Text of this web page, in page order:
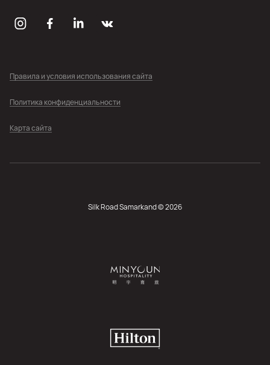
Правила и условия использования сайта
Политика конфиденциальности
Карта сайта
Silk Road Samarkand © 2026